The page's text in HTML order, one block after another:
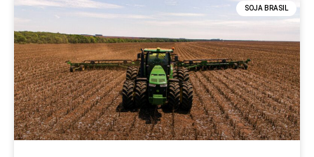
SOJA BRASIL